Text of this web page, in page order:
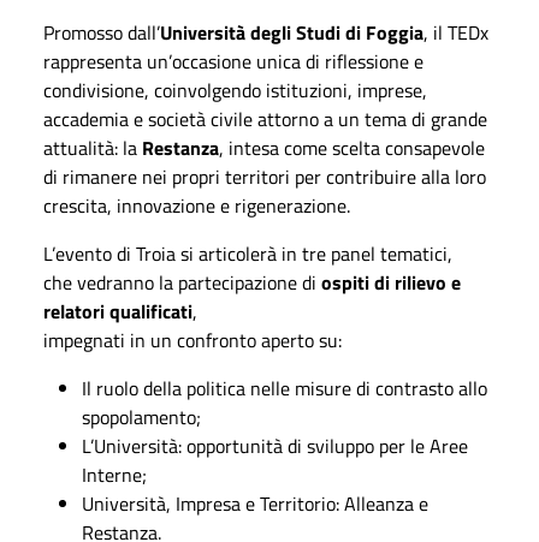
Promosso dall’Università degli Studi di Foggia, il TEDx
rappresenta un’occasione unica di riflessione e
condivisione, coinvolgendo istituzioni, imprese,
accademia e società civile attorno a un tema di grande
attualità: la Restanza, intesa come scelta consapevole
di rimanere nei propri territori per contribuire alla loro
crescita, innovazione e rigenerazione.
L’evento di Troia si articolerà in tre panel tematici,
che vedranno la partecipazione di ospiti di rilievo e
relatori qualificati,
impegnati in un confronto aperto su:
Il ruolo della politica nelle misure di contrasto allo
spopolamento;
L’Università: opportunità di sviluppo per le Aree
Interne;
Università, Impresa e Territorio: Alleanza e
Restanza.